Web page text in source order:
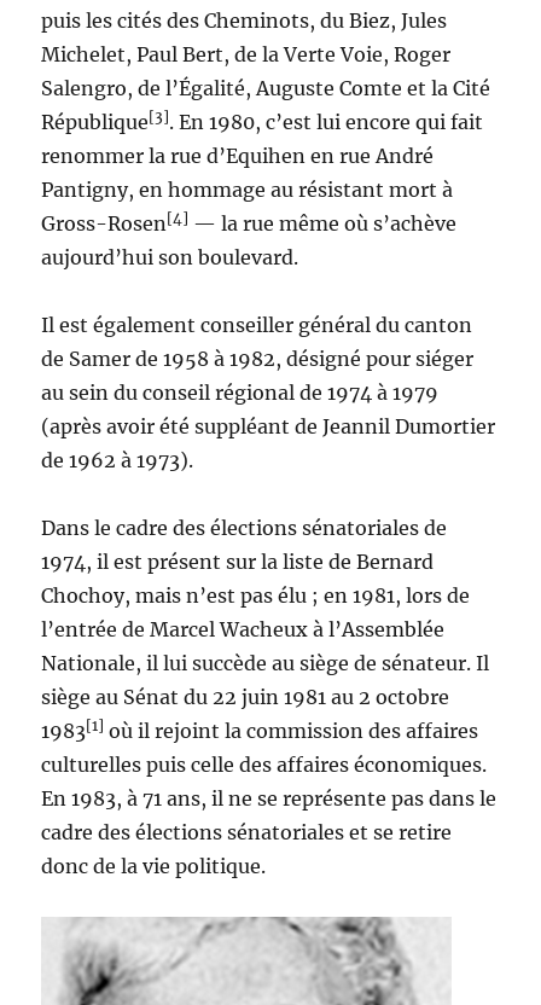
puis les cités des Cheminots, du Biez, Jules
Michelet, Paul Bert, de la Verte Voie, Roger
Salengro, de l’Égalité, Auguste Comte et la Cité
République[3]. En 1980, c’est lui encore qui fait
renommer la rue d’Equihen en rue André
Pantigny, en hommage au résistant mort à
Gross-Rosen[4] — la rue même où s’achève
aujourd’hui son boulevard.
Il est également conseiller général du canton
de Samer de 1958 à 1982, désigné pour siéger
au sein du conseil régional de 1974 à 1979
(après avoir été suppléant de Jeannil Dumortier
de 1962 à 1973).
Dans le cadre des élections sénatoriales de
1974, il est présent sur la liste de Bernard
Chochoy, mais n’est pas élu ; en 1981, lors de
l’entrée de Marcel Wacheux à l’Assemblée
Nationale, il lui succède au siège de sénateur. Il
siège au Sénat du 22 juin 1981 au 2 octobre
1983[1] où il rejoint la commission des affaires
culturelles puis celle des affaires économiques.
En 1983, à 71 ans, il ne se représente pas dans le
cadre des élections sénatoriales et se retire
donc de la vie politique.